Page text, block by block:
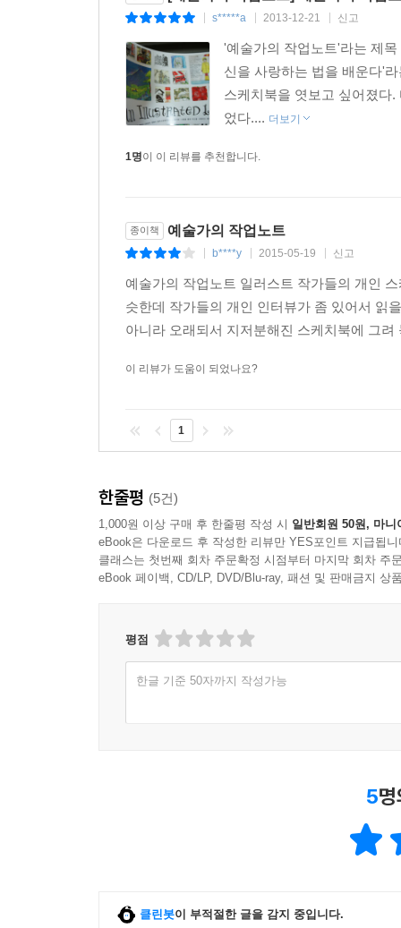
s*****a 2013-12-21 신고
'예술가의 작업노트'라는 제
신을 사랑하는 법을 배운다'
스케치북을 엿보고 싶어졌다
었다.... 더보기
1명이 이 리뷰를 추천합니다.
종이책 예술가의 작업노트
b****y 2015-05-19 신고
예술가의 작업노트 일러스트 작가들의 개인
슷한데 작가들의 개인 인터뷰가 좀 있어서 읽
아니라 오래되서 지저분해진 스케치북에 그
이 리뷰가 도움이 되었나요?
1
한줄평 (5건)
1,000원 이상 구매 후 한줄평 작성 시 일반회원 50원, 마니
eBook은 다운로드 후 작성한 리뷰만 YES포인트 지급됩니
클래스는 첫번째 회차 주문확정 시점부터 마지막 회차 주
eBook 페이백, CD/LP, DVD/Blu-ray, 패션 및 판매금지 상
평점
한글 기준 50자까지 작성가능
5
클린봇이 부적절한 글을 감지 중입니다.